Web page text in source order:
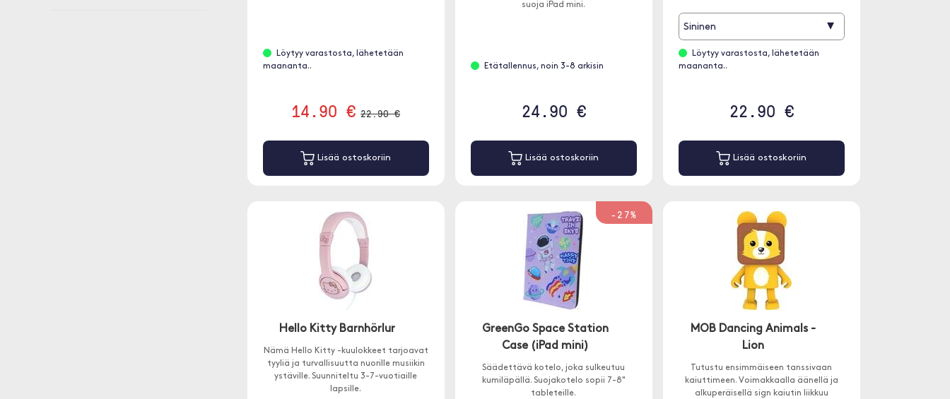
Löytyy varastosta, lähetetään
maananta..
14.90 € 22.90 €
Lisää ostoskoriin
suoja iPad mini.
Etätallennus, noin 3-8 arkisin
24.90 €
Lisää ostoskoriin
Sininen ▾
Löytyy varastosta, lähetetään
maananta..
22.90 €
Lisää ostoskoriin
Hello Kitty Barnhörlur
Nämä Hello Kitty -kuulokkeet tarjoavat
tyyliä ja turvallisuutta nuorille musiikin
ystäville. Suunniteltu 3-7-vuotiaille
lapsille.
-27%
GreenGo Space Station
Case (iPad mini)
Säädettävä kotelo, joka sulkeutuu
kumiläpällä. Suojakotelo sopii 7-8"
tableteille.
MOB Dancing Animals -
Lion
Tutustu ensimmäiseen tanssivaan
kaiuttimeen. Voimakkaalla äänellä ja
alkuperäisellä sign kaiutin liikkuu